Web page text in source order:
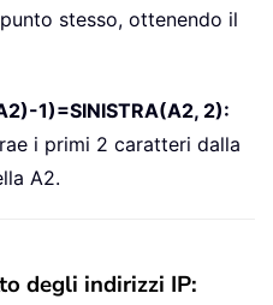
stesso, ottenendo il
1)=SINISTRA(A2, 2):
i primi 2 caratteri dalla
A2.
degli indirizzi IP: